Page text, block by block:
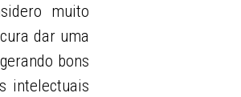
muito
dar uma
bons
intelectuais